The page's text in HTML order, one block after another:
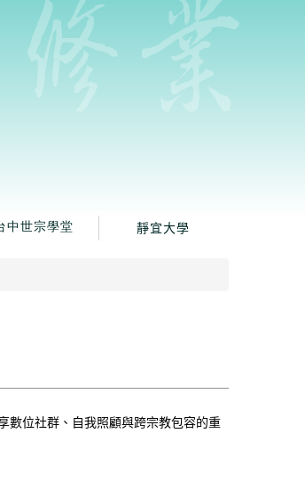
中世宗學堂 靜宜大學
數位社群、自我照顧與跨宗教包容的重